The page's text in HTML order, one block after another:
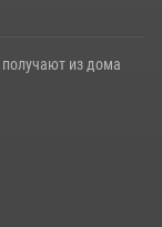
из дома